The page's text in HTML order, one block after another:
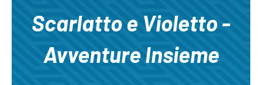
Scarlatto e Violetto -
Avventure Insieme